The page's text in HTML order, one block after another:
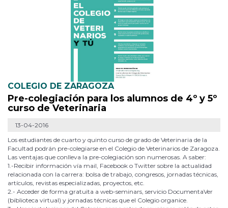
COLEGIO DE ZARAGOZA
Pre-colegiación para los alumnos de 4º y 5º
curso de Veterinaria
13-04-2016
Los estudiantes de cuarto y quinto curso de grado de Veterinaria de la
Facultad podrán pre-colegiarse en el Colegio de Veterinarios de Zaragoza.
Las ventajas que conlleva la pre-colegiación son numerosas. A saber:
1.-Recibir información vía mail, Facebook o Twitter sobre la actualidad
relacionada con la carrera: bolsa de trabajo, congresos, jornadas técnicas,
artículos, revistas especializadas, proyectos, etc.
2.- Acceder de forma gratuita a web-seminars, servicio DocumentaVer
(biblioteca virtual) y jornadas técnicas que el Colegio organice.